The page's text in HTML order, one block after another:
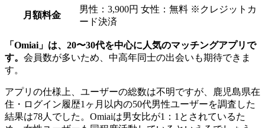
月額料金
男性：3,900円 女性：無料 ※クレジットカ
ード決済
「Omiai」は、20〜30代を中心に人気のマッチングアプリで
す。 会員数が多いため、中高年同士の出会いも期待できま
す。
アプリの仕様上、ユーザーの総数は不明ですが、鹿児島県在
住・ログイン履歴1ヶ月以内の50代男性ユーザーを調査した
結果は78人でした。Omiaiは男女比が1：1とされているた